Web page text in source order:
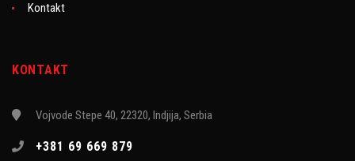
Kontakt
KONTAKT
Vojvode Stepe 40, 22320, Indjija, Serbia
+381 69 669 879